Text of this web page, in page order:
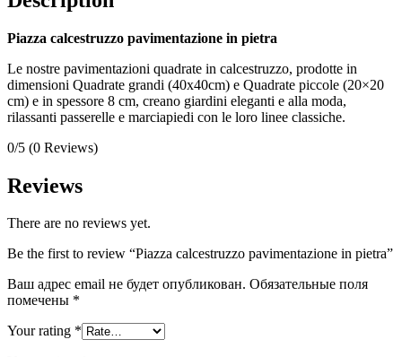
Piazza calcestruzzo pavimentazione in pietra
Le nostre pavimentazioni quadrate in calcestruzzo, prodotte in
dimensioni Quadrate grandi (40x40cm) e Quadrate piccole (20×20
cm) e in spessore 8 cm, creano giardini eleganti e alla moda,
rilassanti passerelle e marciapiedi con le loro linee classiche.
0/5 (0 Reviews)
Reviews
There are no reviews yet.
Be the first to review “Piazza calcestruzzo pavimentazione in pietra”
Ваш адрес email не будет опубликован. Обязательные поля
помечены *
Your rating *